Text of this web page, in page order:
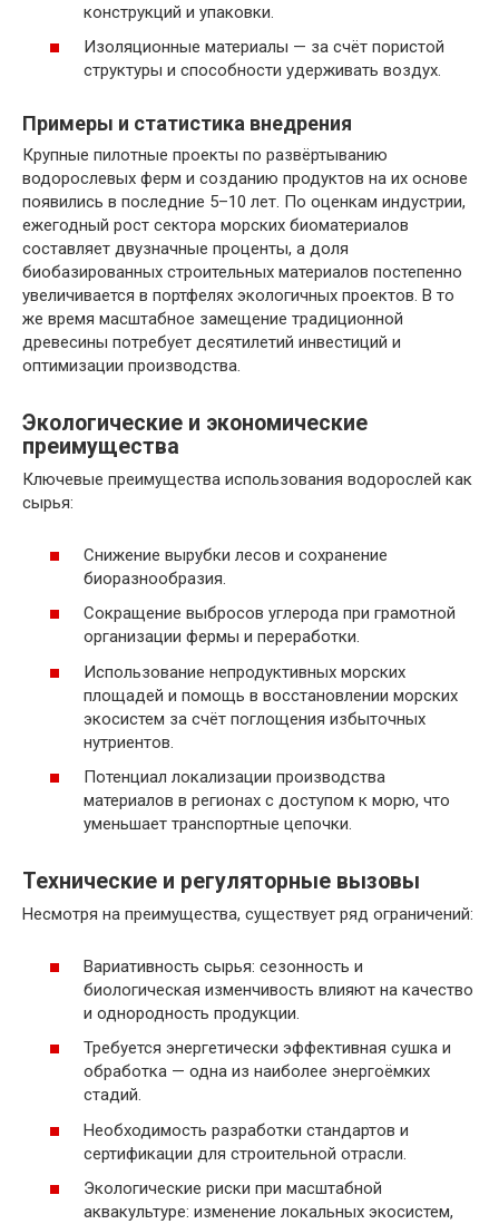
конструкций и упаковки.
Изоляционные материалы — за счёт пористой
структуры и способности удерживать воздух.
Примеры и статистика внедрения
Крупные пилотные проекты по развёртыванию
водорослевых ферм и созданию продуктов на их основе
появились в последние 5–10 лет. По оценкам индустрии,
ежегодный рост сектора морских биоматериалов
составляет двузначные проценты, а доля
биобазированных строительных материалов постепенно
увеличивается в портфелях экологичных проектов. В то
же время масштабное замещение традиционной
древесины потребует десятилетий инвестиций и
оптимизации производства.
Экологические и экономические
преимущества
Ключевые преимущества использования водорослей как
сырья:
Снижение вырубки лесов и сохранение
биоразнообразия.
Сокращение выбросов углерода при грамотной
организации фермы и переработки.
Использование непродуктивных морских
площадей и помощь в восстановлении морских
экосистем за счёт поглощения избыточных
нутриентов.
Потенциал локализации производства
материалов в регионах с доступом к морю, что
уменьшает транспортные цепочки.
Технические и регуляторные вызовы
Несмотря на преимущества, существует ряд ограничений:
Вариативность сырья: сезонность и
биологическая изменчивость влияют на качество
и однородность продукции.
Требуется энергетически эффективная сушка и
обработка — одна из наиболее энергоёмких
стадий.
Необходимость разработки стандартов и
сертификации для строительной отрасли.
Экологические риски при масштабной
аквакультуре: изменение локальных экосистем,